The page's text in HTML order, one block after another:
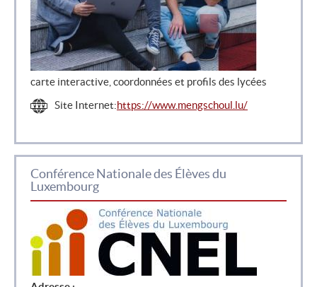
carte interactive, coordonnées et profils des lycées
Site Internet:https://www.mengschoul.lu/
Conférence Nationale des Élèves du
Luxembourg